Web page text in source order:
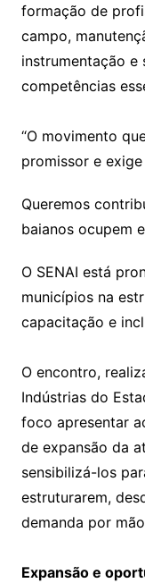
formação de
campo,
instrumentação
competências
“O movimento
promissor e
Queremos
baianos ocupem
O SENAI está
municípios na
capacitação e
O encontro,
Indústrias do
foco apresentar
de expansão da
sensibilizá-los
estruturarem,
demanda por
Expansão e